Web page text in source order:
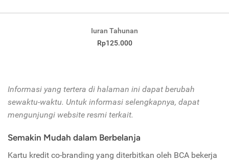
Iuran Tahunan
Rp125.000
Informasi yang tertera di halaman ini dapat berubah
sewaktu-waktu. Untuk informasi selengkapnya, dapat
mengunjungi website resmi terkait.
Semakin Mudah dalam Berbelanja
Kartu kredit co-branding yang diterbitkan oleh BCA bekerja